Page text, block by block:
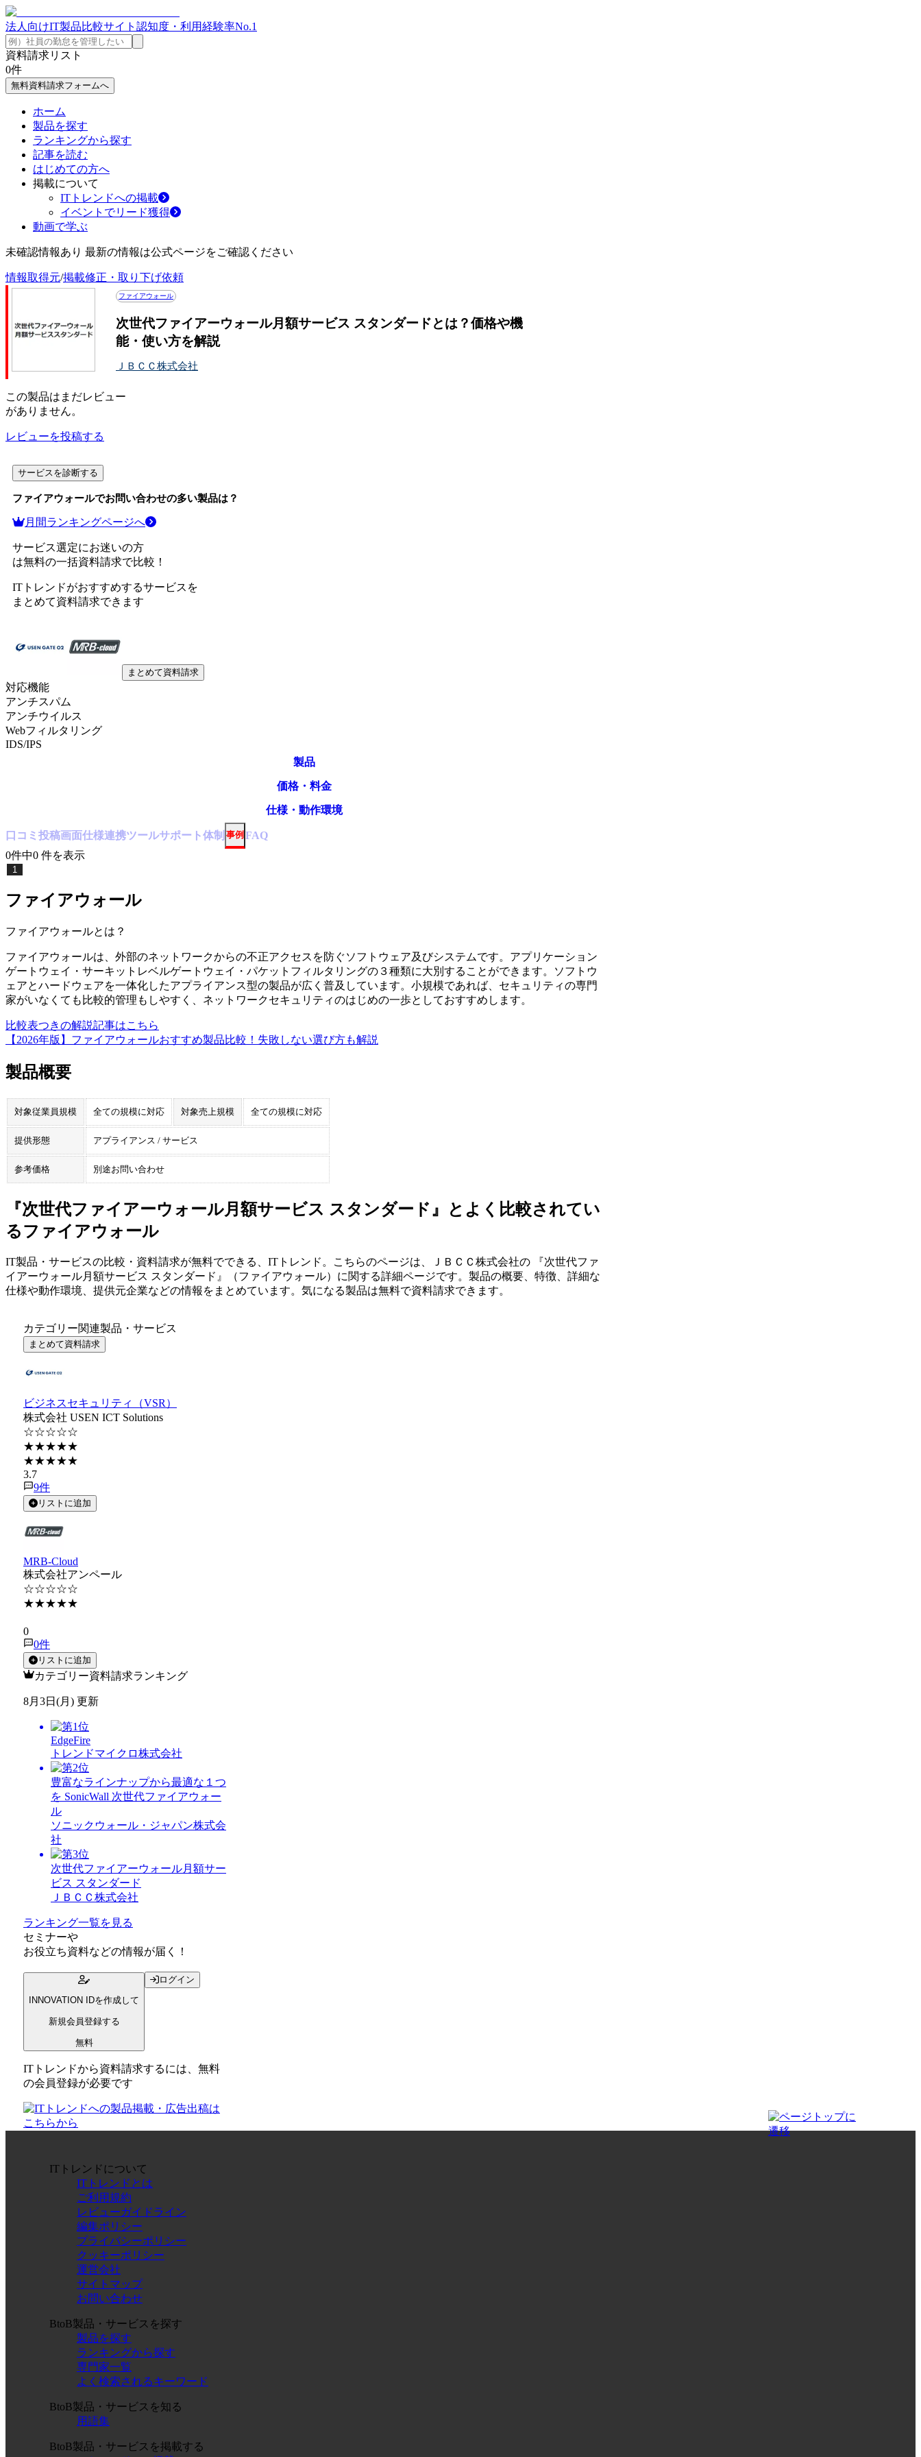
法人向けIT製品比較サイト 認知度・利用経験率No.1
資料請求リスト
0件
無料資料請求フォームへ
ホーム
製品を探す
ランキングから探す
記事を読む
はじめての方へ
掲載について
ITトレンドへの掲載
イベントでリード獲得
動画で学ぶ
未確認情報あり 最新の情報は公式ページをご確認ください
情報取得元/掲載修正・取り下げ依頼
ファイアウォール
次世代ファイアーウォール月額サービス スタンダードとは？価格や機
能・使い方を解説
ＪＢＣＣ株式会社
この製品はまだレビュー
がありません。
レビューを投稿する
サービスを診断する
ファイアウォールでお問い合わせの多い製品は？
月間ランキングページへ
サービス選定にお迷いの方
は無料の一括資料請求で比較！
ITトレンドがおすすめするサービスを
まとめて資料請求できます
まとめて資料請求
対応機能
アンチスパム
アンチウイルス
Webフィルタリング
IDS/IPS
製品
価格・料金
仕様・動作環境
口コミ 投稿画面仕様連携ツールサポート体制 事例 FAQ
0件中0 件を表示
1
ファイアウォール
ファイアウォールとは？
ファイアウォールは、外部のネットワークからの不正アクセスを防ぐソフトウェア及びシステムです。アプリケーション
ゲートウェイ・サーキットレベルゲートウェイ・パケットフィルタリングの３種類に大別することができます。ソフトウ
ェアとハードウェアを一体化したアプライアンス型の製品が広く普及しています。小規模であれば、セキュリティの専門
家がいなくても比較的管理もしやすく、ネットワークセキュリティのはじめの一歩としておすすめします。
比較表つきの解説記事はこちら
【2026年版】ファイアウォールおすすめ製品比較！失敗しない選び方も解説
製品概要
対象従業員規模 全ての規模に対応 対象売上規模 全ての規模に対応
提供形態 アプライアンス / サービス
参考価格 別途お問い合わせ
『次世代ファイアーウォール月額サービス スタンダード』とよく比較されてい
るファイアウォール
IT製品・サービスの比較・資料請求が無料でできる、ITトレンド。こちらのページは、 ＪＢＣＣ株式会社の 『次世代ファ
イアーウォール月額サービス スタンダード 』（ファイアウォール）に関する詳細ページです。製品の概要、特徴、詳細な
仕様や動作環境、提供元企業などの情報をまとめています。気になる製品は無料で資料請求できます。
カテゴリー関連製品・サービス
まとめて資料請求
ビジネスセキュリティ（VSR）
株式会社 USEN ICT Solutions
☆☆☆☆☆
★★★★★
★★★★★
3.7
9件
リストに追加
MRB-Cloud
株式会社アンペール
☆☆☆☆☆
★★★★★
0
0件
リストに追加
カテゴリー資料請求ランキング
8月3日(月) 更新
EdgeFire
トレンドマイクロ株式会社
豊富なラインナップから最適な１つ
を SonicWall 次世代ファイアウォー
ル
ソニックウォール・ジャパン株式会
社
次世代ファイアーウォール月額サー
ビス スタンダード
ＪＢＣＣ株式会社
ランキング一覧を見る
セミナーや
お役立ち資料などの情報が届く！
INNOVATION IDを作成して
新規会員登録する
無料
ログイン
ITトレンドから資料請求するには、無料
の会員登録が必要です
ITトレンドについて
ITトレンドとは
ご利用規約
レビューガイドライン
編集ポリシー
プライバシーポリシー
クッキーポリシー
運営会社
サイトマップ
お問い合わせ
BtoB製品・サービスを探す
製品を探す
ランキングから探す
専門家一覧
よく検索されるキーワード
BtoB製品・サービスを知る
用語集
BtoB製品・サービスを掲載する